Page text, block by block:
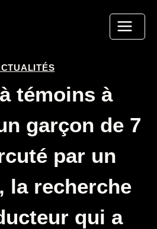
témoins à
garçon de 7
par un
la recherche
qui a